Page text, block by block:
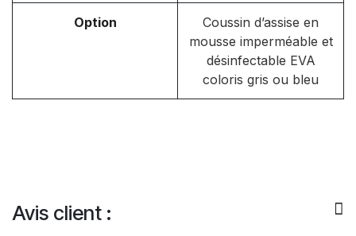
Option
Coussin d’assise en
mousse imperméable et
désinfectable EVA
coloris gris ou bleu
Avis client :